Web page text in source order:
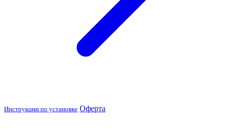
Инструкции по установке Оферта